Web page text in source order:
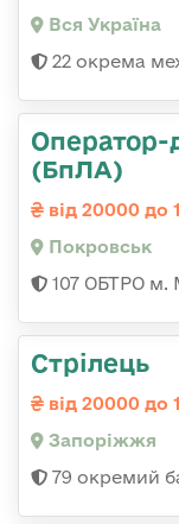
Вся Україна
22 окрема
(БпЛА)
від 20000 до
Покровськ
107 ОБТРО м.
Стрілець
від 20000 до
Запоріжжя
79 окремий